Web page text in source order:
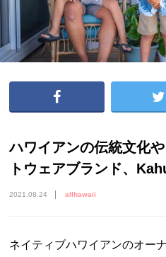
ハワイアンの伝統文化
トウェアブランド、
2021.08.24 allhawaii
ネイティブハワイアンのオー